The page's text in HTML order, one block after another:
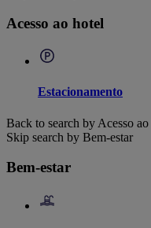
Acesso ao hotel
Estacionamento
Back to search by Acesso ao
Skip search by Bem-estar
Bem-estar